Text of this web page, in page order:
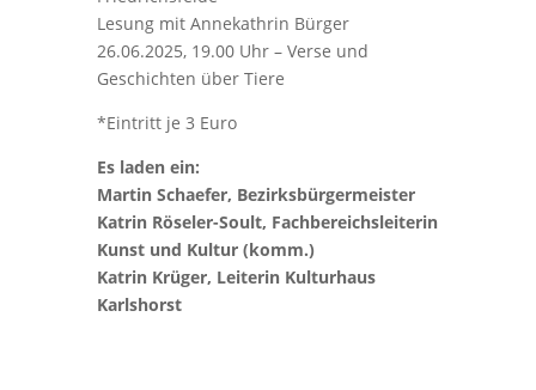
Lesung mit Annekathrin Bürger
26.06.2025, 19.00 Uhr – Verse und
Geschichten über Tiere
*Eintritt je 3 Euro
Es laden ein:
Martin Schaefer, Bezirksbürgermeister
Katrin Röseler-Soult, Fachbereichsleiterin
Kunst und Kultur (komm.)
Katrin Krüger, Leiterin Kulturhaus
Karlshorst